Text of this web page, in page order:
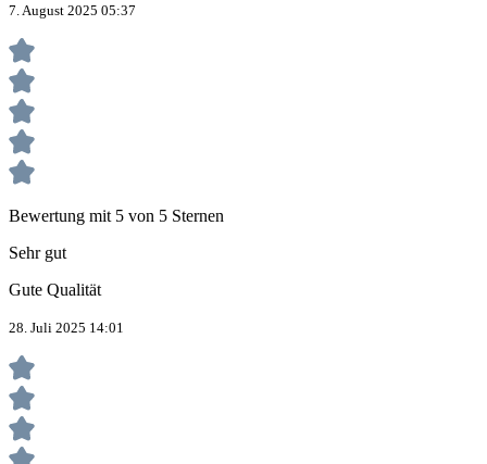
7. August 2025 05:37
Bewertung mit 5 von 5 Sternen
Sehr gut
Gute Qualität
28. Juli 2025 14:01